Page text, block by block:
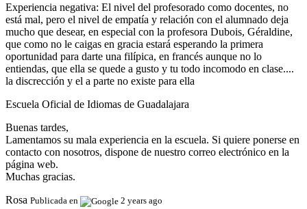
Experiencia negativa: El nivel del profesorado como docentes, no
está mal, pero el nivel de empatía y relación con el alumnado deja
mucho que desear, en especial con la profesora Dubois, Géraldine,
que como no le caigas en gracia estará esperando la primera
oportunidad para darte una filípica, en francés aunque no lo
entiendas, que ella se quede a gusto y tu todo incomodo en clase....
la discrección y el a parte no existe para ella
Escuela Oficial de Idiomas de Guadalajara
Buenas tardes,
Lamentamos su mala experiencia en la escuela. Si quiere ponerse en
contacto con nosotros, dispone de nuestro correo electrónico en la
página web.
Muchas gracias.
Rosa Publicada en 2 years ago